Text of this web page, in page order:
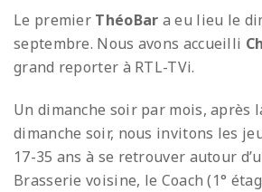
Le premier ThéoBar a eu lieu le
septembre. Nous avons accueilli
grand reporter à RTL-TVi.
Un dimanche soir par mois, après
dimanche soir, nous invitons les
17-35 ans à se retrouver autour
Brasserie voisine, le Coach (1°